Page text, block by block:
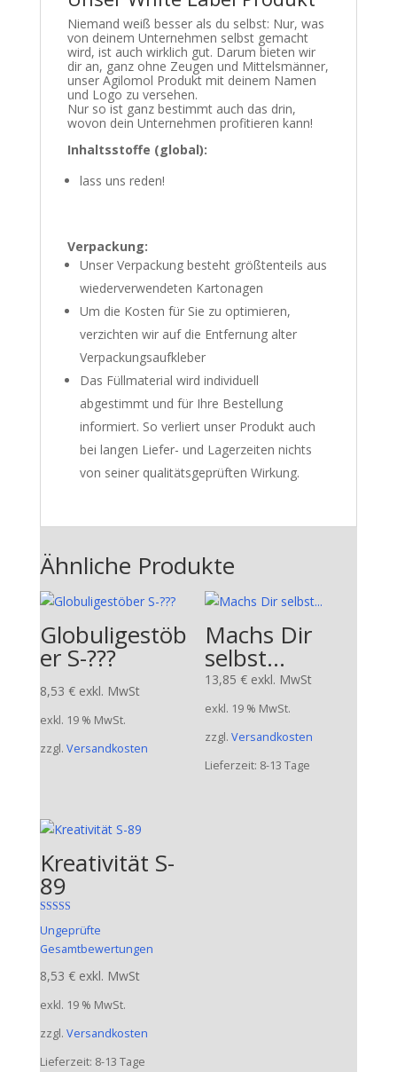
Niemand weiß besser als du selbst: Nur, was
von deinem Unternehmen selbst gemacht
wird, ist auch wirklich gut. Darum bieten wir
dir an, ganz ohne Zeugen und Mittelsmänner,
unser Agilomol Produkt mit deinem Namen
und Logo zu versehen.
Nur so ist ganz bestimmt auch das drin,
wovon dein Unternehmen profitieren kann!
Inhaltsstoffe (global):
lass uns reden!
Verpackung:
Unser Verpackung besteht größtenteils aus
wiederverwendeten Kartonagen
Um die Kosten für Sie zu optimieren,
verzichten wir auf die Entfernung alter
Verpackungsaufkleber
Das Füllmaterial wird individuell
abgestimmt und für Ihre Bestellung
informiert. So verliert unser Produkt auch
bei langen Liefer- und Lagerzeiten nichts
von seiner qualitätsgeprüften Wirkung.
Ähnliche Produkte
Globuligestöb
er S-???
8,53 € exkl. MwSt
exkl. 19 % MwSt.
zzgl. Versandkosten
Machs Dir
selbst…
13,85€ exkl. MwSt
exkl. 19 % MwSt.
zzgl.Versandkosten
Lieferzeit: 8-13 Tage
Kreativität S-
89
5.00
von 5
Ungeprüfte
Gesamtbewertungen
8,53 € exkl. MwSt
exkl. 19 % MwSt.
zzgl. Versandkosten
Lieferzeit: 8-13 Tage